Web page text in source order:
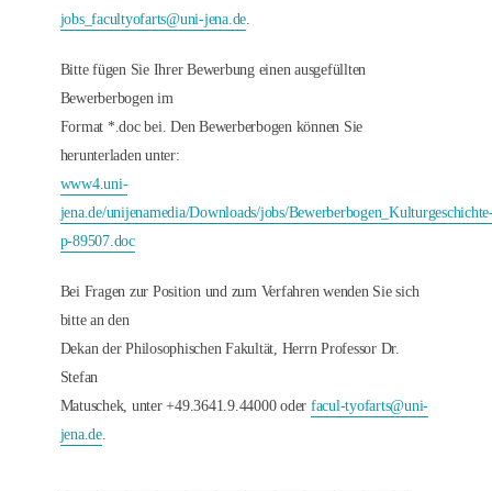
jobs_facultyofarts@uni-jena.de.
Bitte fügen Sie Ihrer Bewerbung einen ausgefüllten
Bewerberbogen im
Format *.doc bei. Den Bewerberbogen können Sie
herunterladen unter:
www4.uni-
jena.de/unijenamedia/Downloads/jobs/
p-89507.doc
Bei Fragen zur Position und zum Verfahren wenden Sie sich
bitte an den
Dekan der Philosophischen Fakultät, Herrn Professor Dr.
Stefan
Matuschek, unter +49.3641.9.44000 oder facul-tyofarts@uni-
jena.de.